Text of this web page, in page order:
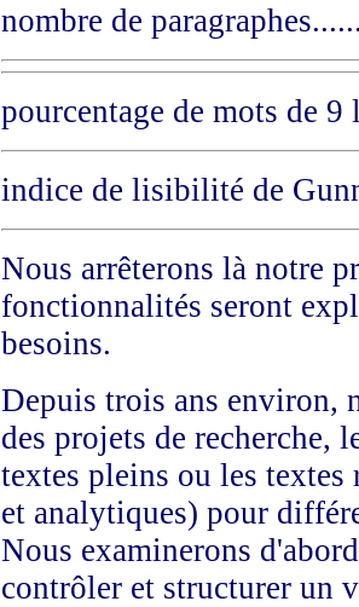
nombre de
pourcentage de mots de
indice de lisibilité de
Nous arrêterons là notre
fonctionnalités seront
besoins.
Depuis trois ans environ,
des projets de recherche,
textes pleins ou les
et analytiques) pour
Nous examinerons
contrôler et structurer un